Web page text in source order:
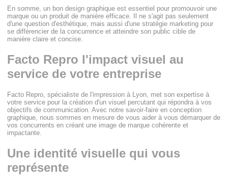
En somme, un bon design graphique est essentiel pour promouvoir une
marque ou un produit de manière efficace. Il ne s'agit pas seulement
d'une question d'esthétique, mais aussi d'une stratégie marketing pour
se différencier de la concurrence et atteindre son public cible de
manière claire et concise.
Facto Repro l'impact visuel au
service de votre entreprise
Facto Repro, spécialiste de l'impression à Lyon, met son expertise à
votre service pour la création d'un visuel percutant qui répondra à vos
objectifs de communication. Avec notre savoir-faire en conception
graphique, nous sommes en mesure de vous aider à vous démarquer de
vos concurrents en créant une image de marque cohérente et
impactante.
Une identité visuelle qui vous
représente